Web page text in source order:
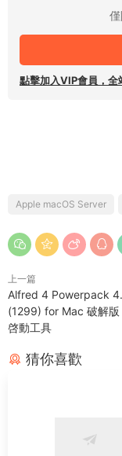
點擊加入VIP會員，全
Apple macOS Server
上一篇
Alfred 4 Powerpack
(1299) for Mac 破解版
啓動工具
猜你喜歡